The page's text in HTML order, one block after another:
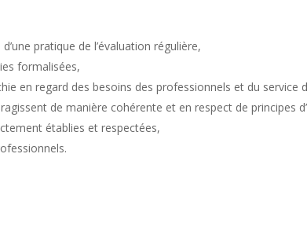
pratique de l’évaluation régulière,
formalisées,
en regard des besoins des professionnels et du service
de manière cohérente et en respect de principes
établies et respectées,